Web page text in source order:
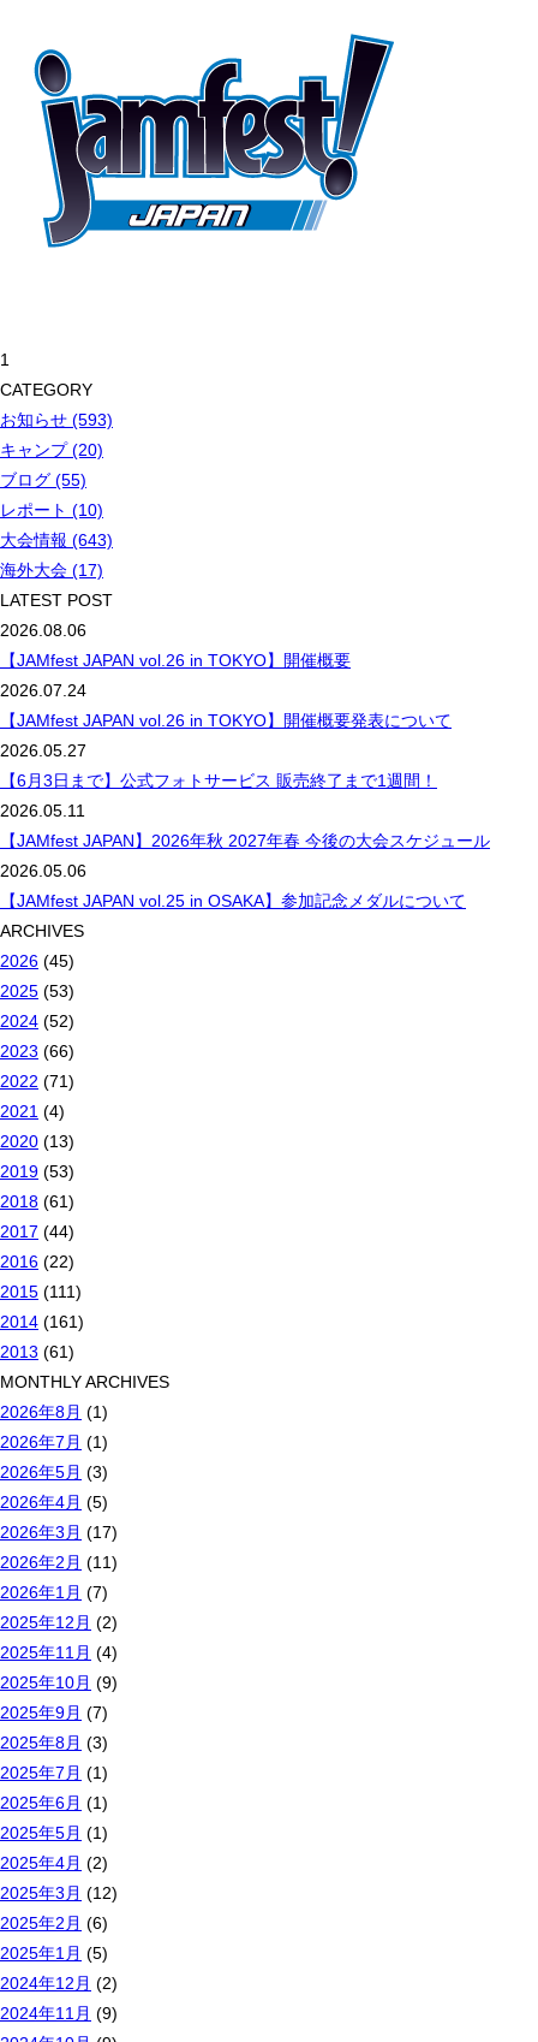
1
CATEGORY
お知らせ (593)
キャンプ (20)
ブログ (55)
レポート (10)
大会情報 (643)
海外大会 (17)
LATEST POST
2026.08.06
【JAMfest JAPAN vol.26 in TOKYO】開催概要
2026.07.24
【JAMfest JAPAN vol.26 in TOKYO】開催概要発表について
2026.05.27
【6月3日まで】公式フォトサービス 販売終了まで1週間！
2026.05.11
【JAMfest JAPAN】2026年秋 2027年春 今後の大会スケジュール
2026.05.06
【JAMfest JAPAN vol.25 in OSAKA】参加記念メダルについて
ARCHIVES
2026 (45)
2025 (53)
2024 (52)
2023 (66)
2022 (71)
2021 (4)
2020 (13)
2019 (53)
2018 (61)
2017 (44)
2016 (22)
2015 (111)
2014 (161)
2013 (61)
MONTHLY ARCHIVES
2026年8月 (1)
2026年7月 (1)
2026年5月 (3)
2026年4月 (5)
2026年3月 (17)
2026年2月 (11)
2026年1月 (7)
2025年12月 (2)
2025年11月 (4)
2025年10月 (9)
2025年9月 (7)
2025年8月 (3)
2025年7月 (1)
2025年6月 (1)
2025年5月 (1)
2025年4月 (2)
2025年3月 (12)
2025年2月 (6)
2025年1月 (5)
2024年12月 (2)
2024年11月 (9)